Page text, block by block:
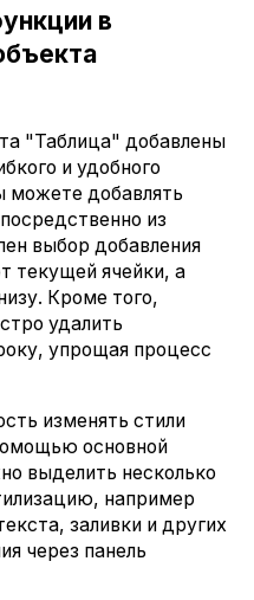
в
"Таблица" добавлены
и удобного
можете добавлять
из
выбор добавления
текущей ячейки, а
Кроме того,
удалить
упрощая процесс
изменять стили
основной
выделить несколько
например
заливки и других
через панель